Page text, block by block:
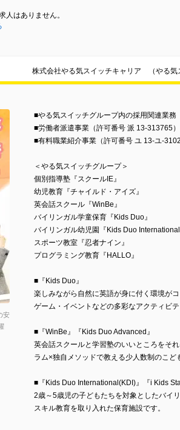
人はありません。
株式会社やる気スイッチキャリア （やる気
安
■やる気スイッチグループ内の採用関連業務
■労働者派遣事業（許可番号 派 13-313765）
■有料職業紹介事業（許可番号 ユ 13-ユ-
＜やる気スイッチグループ＞
個別指導塾『スクールIE』
幼児教育『チャイルド・アイズ』
英会話スクール『WinBe』
バイリンガル学童保育『Kids Duo』
バイリンガル幼児園『Kids Duo International
スポーツ教室『忍者ナイン』
プログラミング教育『HALLO』
■『Kids Duo』
楽しみながら自然に英語が身に付く環境が
ゲーム・イベントなどの多彩なアクティビ
■『WinBe』『Kids Duo Advanced』
英会話スクールと学習塾のいいところをそ
ラム×独自メソッドで教える少人数制のこど
■『Kids Duo International(KDI)』『i Kids
2歳～5歳児の子どもたちを対象としたバイ
スキル教育を取り入れた保育施設です。